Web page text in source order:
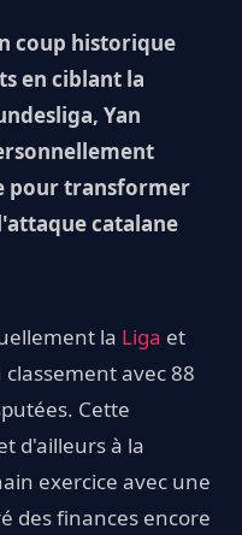
coup historique
en ciblant la
Yan
pour transformer
catalane
la Liga et
avec 88
Cette
d'ailleurs à la
exercice avec une
des finances encore